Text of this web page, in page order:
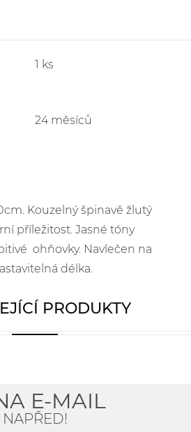
1 ks
24 měsíců
Kouzelný špinavě žlutý
příležitost. Jasné tóny
ohňovky. Navlečen na
délka.
PRODUKTY
E-MAIL